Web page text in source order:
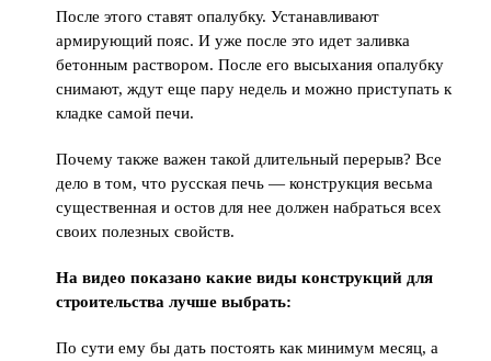
После этого ставят опалубку. Устанавливают
армирующий пояс. И уже после это идет заливка
бетонным раствором. После его высыхания опалубку
снимают, ждут еще пару недель и можно приступать к
кладке самой печи.
Почему также важен такой длительный перерыв? Все
дело в том, что русская печь — конструкция весьма
существенная и остов для нее должен набраться всех
своих полезных свойств.
На видео показано какие виды конструкций для
строительства лучше выбрать:
По сути ему бы дать постоять как минимум месяц, а